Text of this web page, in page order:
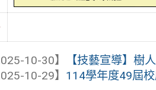
10-30】
【技藝宣導】樹
10-29】 114學年度49屆